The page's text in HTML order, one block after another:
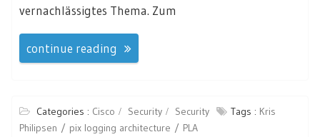
vernachlässigtes Thema. Zum
continue reading
Categories : Cisco Security Security Tags : Kris
Philipsen
pix logging architecture
PLA